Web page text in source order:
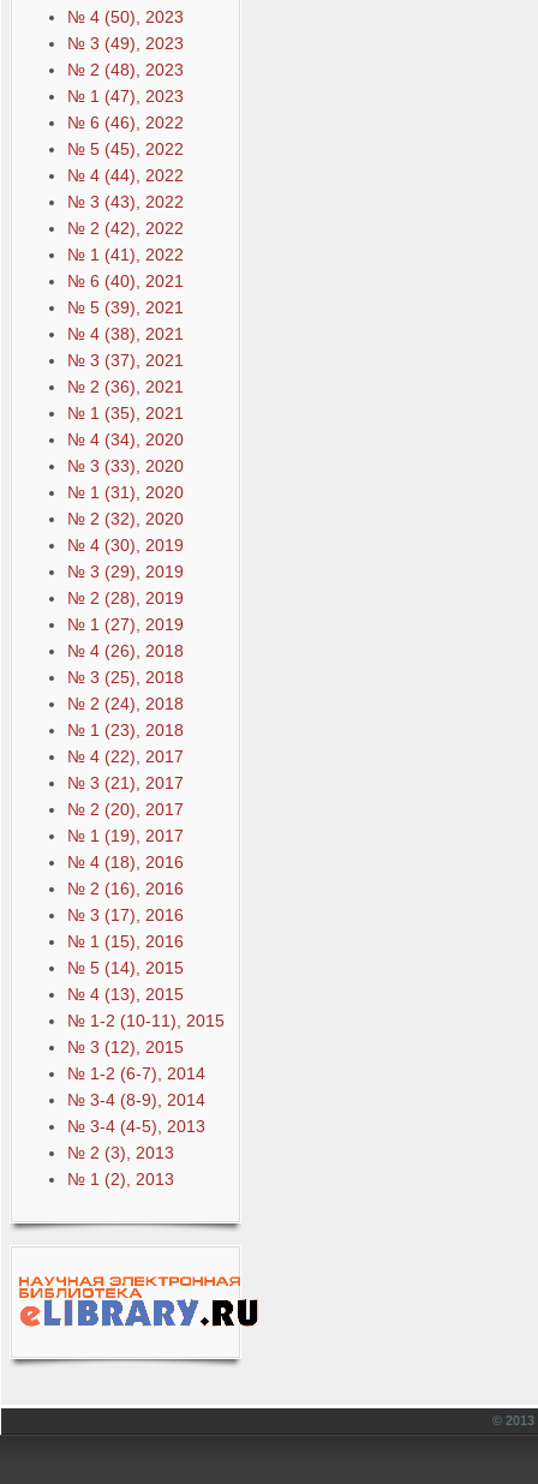
№ 4 (50), 2023
№ 3 (49), 2023
№ 2 (48), 2023
№ 1 (47), 2023
№ 6 (46), 2022
№ 5 (45), 2022
№ 4 (44), 2022
№ 3 (43), 2022
№ 2 (42), 2022
№ 1 (41), 2022
№ 6 (40), 2021
№ 5 (39), 2021
№ 4 (38), 2021
№ 3 (37), 2021
№ 2 (36), 2021
№ 1 (35), 2021
№ 4 (34), 2020
№ 3 (33), 2020
№ 1 (31), 2020
№ 2 (32), 2020
№ 4 (30), 2019
№ 3 (29), 2019
№ 2 (28), 2019
№ 1 (27), 2019
№ 4 (26), 2018
№ 3 (25), 2018
№ 2 (24), 2018
№ 1 (23), 2018
№ 4 (22), 2017
№ 3 (21), 2017
№ 2 (20), 2017
№ 1 (19), 2017
№ 4 (18), 2016
№ 2 (16), 2016
№ 3 (17), 2016
№ 1 (15), 2016
№ 5 (14), 2015
№ 4 (13), 2015
№ 1-2 (10-11), 2015
№ 3 (12), 2015
№ 1-2 (6-7), 2014
№ 3-4 (8-9), 2014
№ 3-4 (4-5), 2013
№ 2 (3), 2013
№ 1 (2), 2013
©